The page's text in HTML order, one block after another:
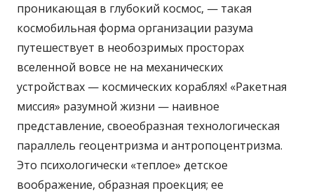
проникающая в глубокий космос, — такая
космобильная форма организации разума
путешествует в необозримых просторах
вселенной вовсе не на механических
устройствах — космических кораблях! «Ракетная
миссия» разумной жизни — наивное
представление, своеобразная технологическая
параллель геоцентризма и антропоцентризма.
Это психологически «теплое» детское
воображение, образная проекция; ее